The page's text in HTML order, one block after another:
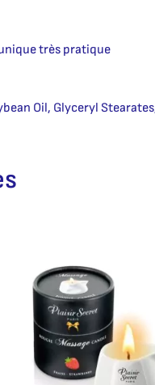
très pratique
Oil, Glyceryl